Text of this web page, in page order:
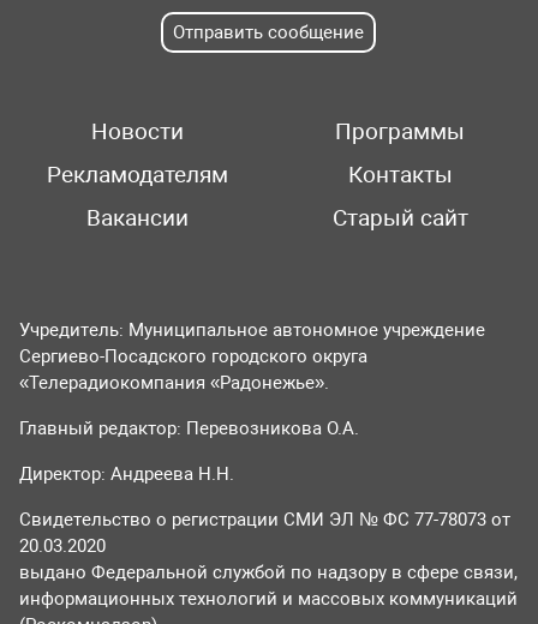
Отправить сообщение
Новости
Программы
Рекламодателям
Контакты
Вакансии
Старый сайт
Учредитель: Муниципальное автономное учреждение
Сергиево-Посадского городского округа
«Телерадиокомпания «Радонежье».
Главный редактор: Перевозникова О.А.
Директор: Андреева Н.Н.
Свидетельство о регистрации СМИ ЭЛ № ФС 77-78073 от
20.03.2020
выдано Федеральной службой по надзору в сфере связи,
информационных технологий и массовых коммуникаций